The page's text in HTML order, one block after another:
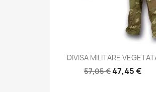
Anteprima
DIVISA MILITARE
57,05 €47,45 €